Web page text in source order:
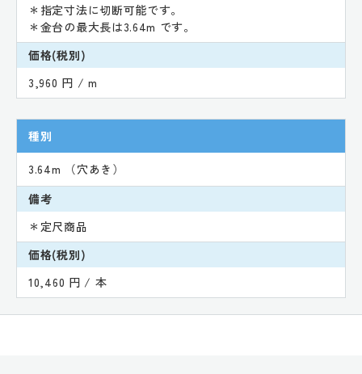
＊指定寸法に切断可能です。
＊金台の最大長は3.64m です。
価格(税別)
3,960 円 / m
種別
3.64m （穴あき）
備考
＊定尺商品
価格(税別)
10,460 円 / 本